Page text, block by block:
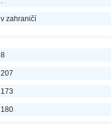
v zahraničí
8
207
173
180